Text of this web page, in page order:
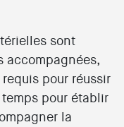
sont
accompagnées,
pour réussir
pour établir
la